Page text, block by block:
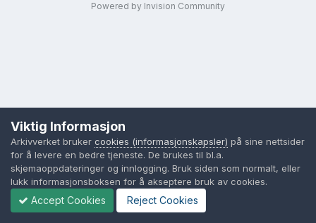
Powered by Invision Community
Viktig Informasjon
Arkivverket bruker cookies (informasjonskapsler) på sine nettsider
for å levere en bedre tjeneste. De brukes til bl.a.
skjemaoppdateringer og innlogging. Bruk siden som normalt, eller
lukk informasjonsboksen for å akseptere bruk av cookies.
Accept Cookies Reject Cookies